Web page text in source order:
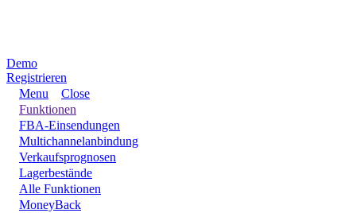
Demo
Registrieren
Menu
Close
Funktionen
FBA-Einsendungen
Multichannelanbindung
Verkaufsprognosen
Lagerbestände
Alle Funktionen
MoneyBack